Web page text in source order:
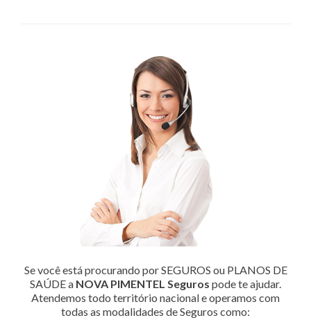
Se você está procurando por SEGUROS ou PLANOS DE
SAÚDE a NOVA PIMENTEL Seguros pode te ajudar.
Atendemos todo território nacional e operamos com
todas as modalidades de Seguros como: